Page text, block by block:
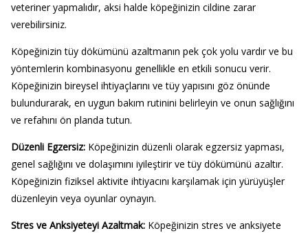
veteriner yapmalıdır, aksi halde köpeğinizin cildine zarar
verebilirsiniz.
Köpeğinizin tüy dökümünü azaltmanın pek çok yolu vardır ve bu
yöntemlerin kombinasyonu genellikle en etkili sonucu verir.
Köpeğinizin bireysel ihtiyaçlarını ve tüy yapısını göz önünde
bulundurarak, en uygun bakım rutinini belirleyin ve onun sağlığını
ve refahını ön planda tutun.
Düzenli Egzersiz: Köpeğinizin düzenli olarak egzersiz yapması,
genel sağlığını ve dolaşımını iyileştirir ve tüy dökümünü azaltır.
Köpeğinizin fiziksel aktivite ihtiyacını karşılamak için yürüyüşler
düzenleyin veya oyunlar oynayın.
Stres ve Anksiyeteyi Azaltmak: Köpeğinizin stres ve anksiyete